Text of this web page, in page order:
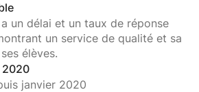
un délai et un taux de réponse
un service de qualité et sa
élèves.
2020
janvier 2020